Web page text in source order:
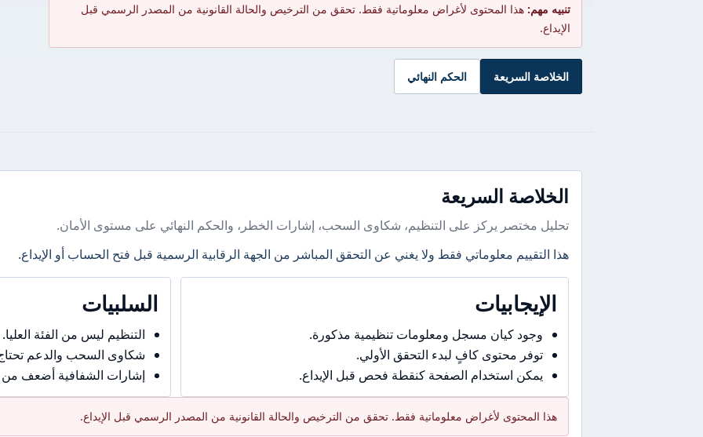
تنبيه مهم: هذا المحتوى لأغراض معلوماتية فقط. تحقق من الترخيص والحالة القانونية من المصدر الرسمي قبل
الإيداع.
الخلاصة السريعة الحكم النهائي
الخلاصة السريعة
تحليل مختصر يركز على التنظيم، شكاوى السحب، إشارات الخطر، والحكم النهائي على مستوى الأمان.
هذا التقييم معلوماتي فقط ولا يغني عن التحقق المباشر من الجهة الرقابية الرسمية قبل فتح الحساب أو الإيداع.
الإيجابيات
وجود كيان مسجل ومعلومات تنظيمية مذكورة.
توفر محتوى كافٍ لبدء التحقق الأولي.
يمكن استخدام الصفحة كنقطة فحص قبل الإيداع.
السلبيات
التنظيم ليس من الفئة العليا.
شكاوى السحب والدعم
إشارات الشفافية أضعف من
هذا المحتوى لأغراض معلوماتية فقط. تحقق من الترخيص والحالة القانونية من المصدر الرسمي قبل الإيداع.